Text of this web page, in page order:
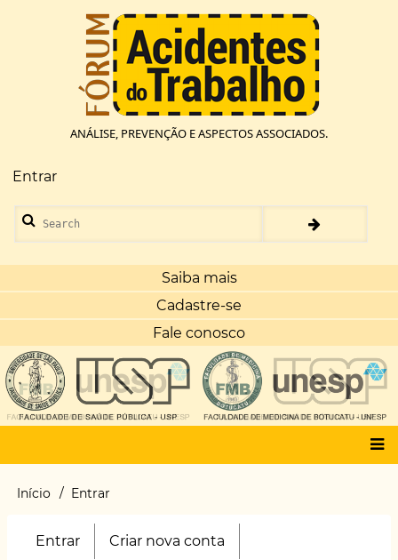
ANÁLISE, PREVENÇÃO E ASPECTOS ASSOCIADOS.
Menu
de
conta
de
usuário
Entrar
Search
Saiba mais
Cadastre-se
Fale conosco
Main
Trilha
navegação
Início Entrar
Primary
Entrar (abaCriar nova conta